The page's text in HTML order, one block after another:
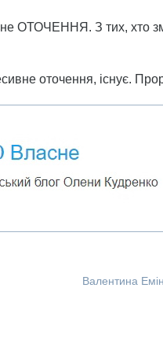
ОТОЧЕННЯ. З тих, хто
оточення, існує.
Валентина